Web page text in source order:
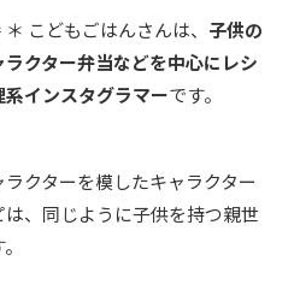
＊ こどもごはんさんは、 子供の
クター弁当などを中心にレシ
インスタグラマーです。
クターを模したキャラクター
、同じように子供を持つ親世